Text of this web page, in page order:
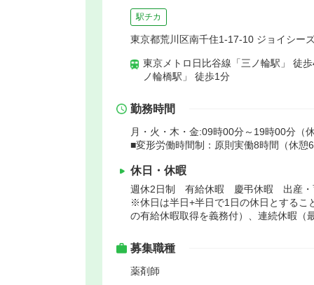
駅チカ
東京都荒川区南千住1-17-10 ジョイシー
東京メトロ日比谷線「三ノ輪駅」 徒
ノ輪橋駅」 徒歩1分
勤務時間
月・火・木・金:09時00分～19時00分（
■変形労働時間制：原則実働8時間（休
休日・休暇
週休2日制 有給休暇 慶弔休暇 出産・
※休日は半日+半日で1日の休日とする
の有給休暇取得を義務付）、連続休暇（
募集職種
薬剤師